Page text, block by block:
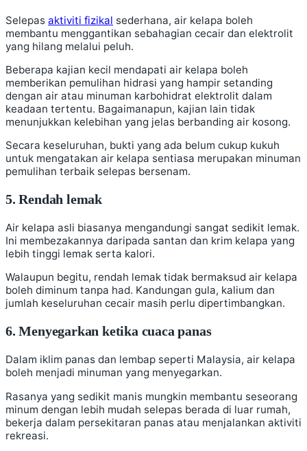
Selepas aktiviti fizikal sederhana, air kelapa boleh
membantu menggantikan sebahagian cecair dan elektrolit
yang hilang melalui peluh.
Beberapa kajian kecil mendapati air kelapa boleh
memberikan pemulihan hidrasi yang hampir setanding
dengan air atau minuman karbohidrat elektrolit dalam
keadaan tertentu. Bagaimanapun, kajian lain tidak
menunjukkan kelebihan yang jelas berbanding air kosong.
Secara keseluruhan, bukti yang ada belum cukup kukuh
untuk mengatakan air kelapa sentiasa merupakan minuman
pemulihan terbaik selepas bersenam.
5. Rendah lemak
Air kelapa asli biasanya mengandungi sangat sedikit lemak.
Ini membezakannya daripada santan dan krim kelapa yang
lebih tinggi lemak serta kalori.
Walaupun begitu, rendah lemak tidak bermaksud air kelapa
boleh diminum tanpa had. Kandungan gula, kalium dan
jumlah keseluruhan cecair masih perlu dipertimbangkan.
6. Menyegarkan ketika cuaca panas
Dalam iklim panas dan lembap seperti Malaysia, air kelapa
boleh menjadi minuman yang menyegarkan.
Rasanya yang sedikit manis mungkin membantu seseorang
minum dengan lebih mudah selepas berada di luar rumah,
bekerja dalam persekitaran panas atau menjalankan aktiviti
rekreasi.